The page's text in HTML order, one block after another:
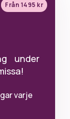
Från 1495 kr
under
varje